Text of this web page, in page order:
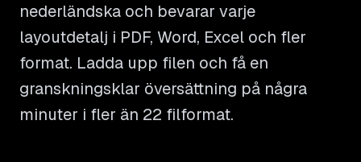
nederländska och bevarar varje
layoutdetalj i PDF, Word, Excel och fler
format. Ladda upp filen och få en
granskningsklar översättning på några
minuter i fler än 22 filformat.